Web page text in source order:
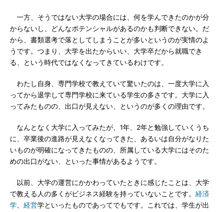
一方、そうではない大学の場合には、何を学んできたのかが分
からないし、どんなポテンシャルがあるのかも判断できない。だ
から、書類選考で落としてしまうことが多いというのが実情のよ
うです。つまり、大学を出たからいい、大学卒だから就職でき
る、という時代ではなくなってきているわけです。
わたし自身、専門学校で教えていて驚いたのは、一度大学に入
ってから退学して専門学校に来ている学生の多さです。大学に入
ってみたものの、出口が見えない、というのが多くの理由です。
なんとなく大学に入ってみたが、1年、2年と勉強していくうち
に、卒業後の進路が見えなくなってきた、あるいは自分がなりた
いものが明確になってきたものの、所属している大学にはそのた
めの出口がない、といった事情があるようです。
以前、大学の運営にかかわっていたときに感じたことは、大学
で教える人の多くがビジネス経験を持っていないことです。 経済
学
経営学といったものであってでもです。これでは、学生が出